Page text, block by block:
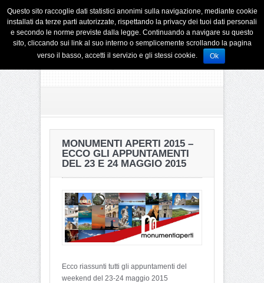
MONUMENTI APERTI 2015 –
ECCO GLI APPUNTAMENTI
DEL 23 E 24 MAGGIO 2015
Ecco riassunti tutti gli appuntamenti del
weekend del 23-24 maggio 2015
Questo sito raccoglie dati statistici anonimi sulla navigazione, mediante cookie
installati da terze parti autorizzate, rispettando la privacy dei tuoi dati personali
e secondo le norme previste dalla legge. Continuando a navigare su questo
sito, cliccando sui link al suo interno o semplicemente scrollando la pagina
verso il basso, accetti il servizio e gli stessi cookie.
Ok